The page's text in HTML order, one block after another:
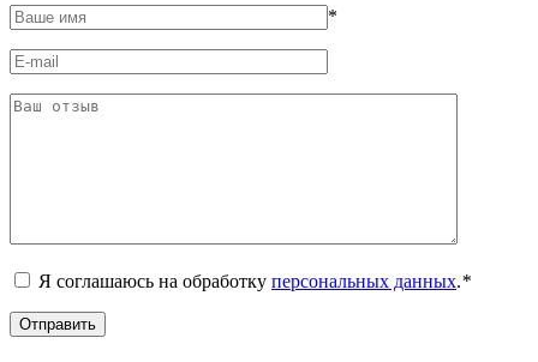
*
Я соглашаюсь на обработку персональных данных.*